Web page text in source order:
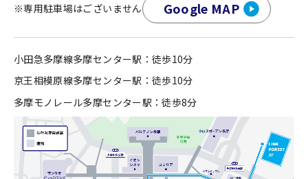
※専用駐車場はございません
Google MAP
小田急多摩線多摩センター駅：徒歩10分
京王相模原線多摩センター駅：徒歩10分
多摩モノレール多摩センター駅：徒歩8分